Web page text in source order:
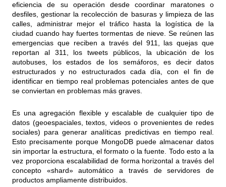
eficiencia de su operación desde coordinar maratones o
desfiles, gestionar la recolección de basuras y limpieza de las
calles, administrar mejor el tráfico hasta la logística de la
ciudad cuando hay fuertes tormentas de nieve. Se reúnen las
emergencias que reciben a través del 911, las quejas que
reportan al 311, los tweets públicos, la ubicación de los
autobuses, los estados de los semáforos, es decir datos
estructurados y no estructurados cada día, con el fin de
identificar en tiempo real problemas potenciales antes de que
se conviertan en problemas más graves.
Es una agregación flexible y escalable de cualquier tipo de
datos (geoespaciales, textos, videos o provenientes de redes
sociales) para generar analíticas predictivas en tiempo real.
Esto precisamente porque MongoDB puede almacenar datos
sin importar la estructura, el formato o la fuente. Todo esto a la
vez proporciona escalabilidad de forma horizontal a través del
concepto «shard» automático a través de servidores de
productos ampliamente distribuidos.